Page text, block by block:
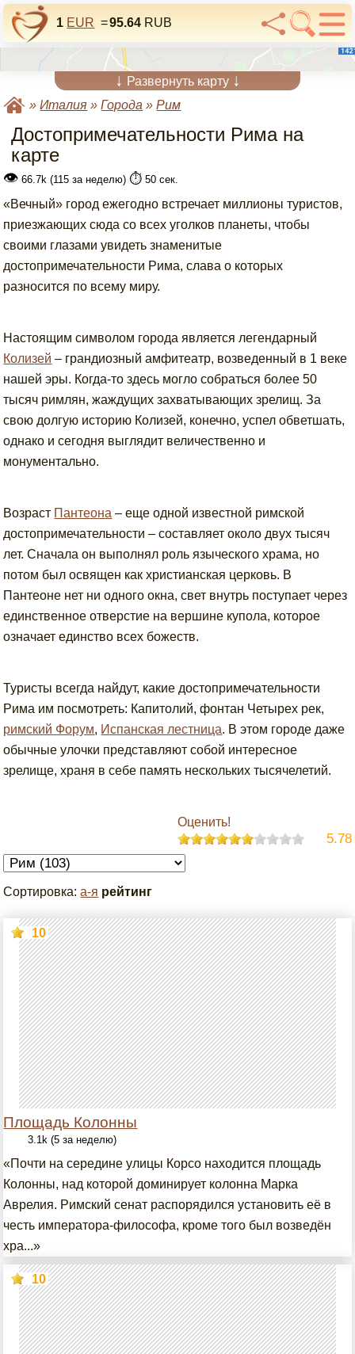
1 EUR =95.64 RUB
↓ Развернуть карту ↓
»Италия »Города »Рим
Достопримечательности Рима на
карте
👁 66.7k (115 за неделю) ⏱️ 50 сек.
«Вечный» город ежегодно встречает миллионы туристов,
приезжающих сюда со всех уголков планеты, чтобы
своими глазами увидеть знаменитые
достопримечательности Рима, слава о которых
разносится по всему миру.
Настоящим символом города является легендарный
Колизей – грандиозный амфитеатр, возведенный в 1 веке
нашей эры. Когда-то здесь могло собраться более 50
тысяч римлян, жаждущих захватывающих зрелищ. За
свою долгую историю Колизей, конечно, успел обветшать,
однако и сегодня выглядит величественно и
монументально.
Возраст Пантеона – еще одной известной римской
достопримечательности – составляет около двух тысяч
лет. Сначала он выполнял роль языческого храма, но
потом был освящен как христианская церковь. В
Пантеоне нет ни одного окна, свет внутрь поступает через
единственное отверстие на вершине купола, которое
означает единство всех божеств.
Туристы всегда найдут, какие достопримечательности
Рима им посмотреть: Капитолий, фонтан Четырех рек,
римский Форум, Испанская лестница. В этом городе даже
обычные улочки представляют собой интересное
зрелище, храня в себе память нескольких тысячелетий.
Оценить!
5.78
Сортировка:а-я рейтинг
Площадь Колонны
10
3.1k (5 за неделю)
«Почти на середине улицы Корсо находится площадь
Колонны, над которой доминирует колонна Марка
Аврелия. Римский сенат распорядился установить её в
честь императора-философа, кроме того был возведён
хра...»
10